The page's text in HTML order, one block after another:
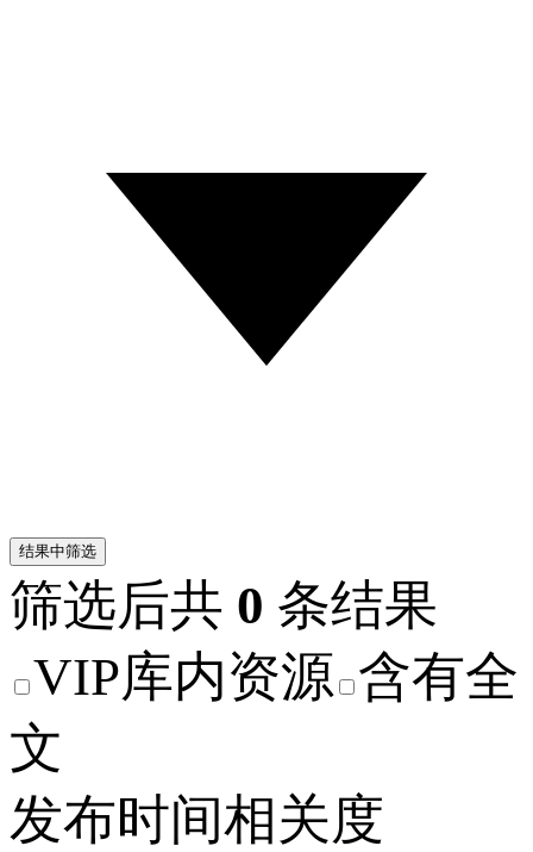
结果中筛选
筛选后共 0 条结果
VIP库内资源 含有全
文
发布时间相关度